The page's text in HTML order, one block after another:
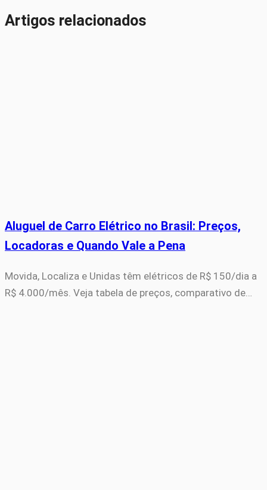
Artigos relacionados
Aluguel de Carro Elétrico no Brasil: Preços,
Locadoras e Quando Vale a Pena
Movida, Localiza e Unidas têm elétricos de R$ 150/dia a
R$ 4.000/mês. Veja tabela de preços, comparativo de…